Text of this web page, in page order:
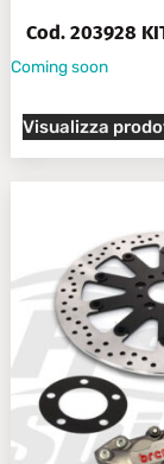
Cod. 203928
Coming soon
Visualizza